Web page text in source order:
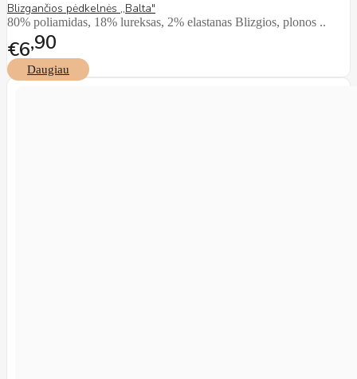
Blizgančios pėdkelnės ,,Balta"
80% poliamidas, 18% lureksas, 2% elastanas Blizgios, plonos ..
€6 90
Daugiau